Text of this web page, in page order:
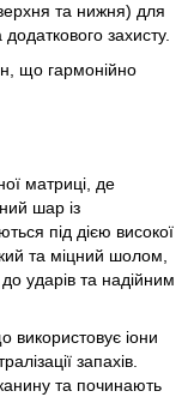
та нижня) для
додаткового захисту.
що гармонійно
матриці, де
шар із
під дією високої
та міцний шолом,
ударів та надійним
використовує іони
запахів.
та починають